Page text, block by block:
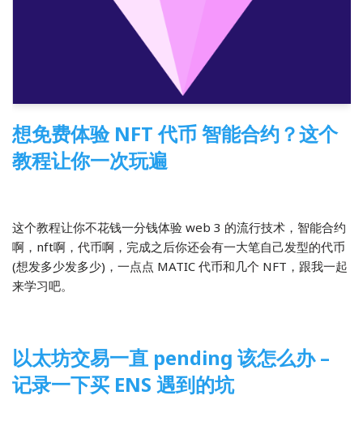
想免费体验 NFT 代币 智能合约？这个
教程让你一次玩遍
这个教程让你不花钱一分钱体验 web 3 的流行技术，智能合约
啊，nft啊，代币啊，完成之后你还会有一大笔自己发型的代币
(想发多少发多少)，一点点 MATIC 代币和几个 NFT，跟我一起
来学习吧。
以太坊交易一直 pending 该怎么办 –
记录一下买 ENS 遇到的坑